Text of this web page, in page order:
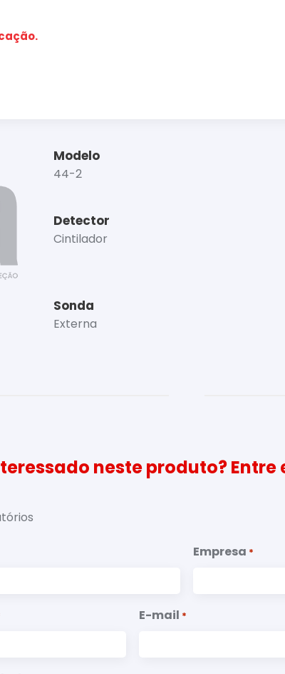
Modelo
44-2
Detector
Cintilador
Sonda
Externa
neste produto?
Empresa *
E-mail *